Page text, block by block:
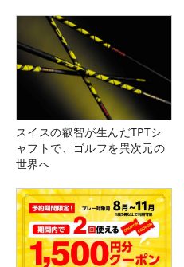
スイスの叡智が生んだTPTシ
ャフトで、ゴルフを異次元の
世界へ